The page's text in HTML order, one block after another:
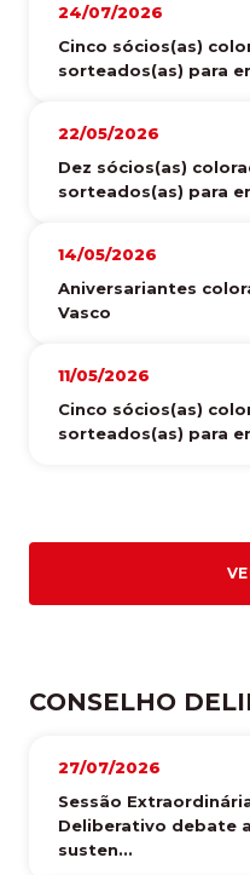
24/07/2026
Cinco sócios(as)
sorteados(as) para
22/05/2026
Dez sócios(as)
sorteados(as) para
14/05/2026
Aniversariantes
Vasco
11/05/2026
Cinco sócios(as)
sorteados(as) para
CONSELHO
27/07/2026
Sessão
Deliberativo debate
susten...